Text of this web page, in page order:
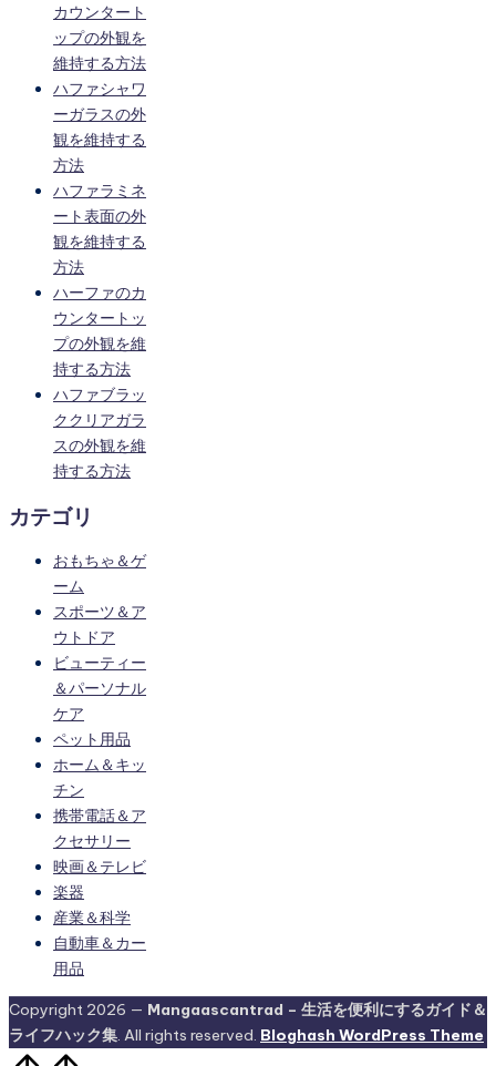
カウンタート
ップの外観を
維持する方法
ハファシャワ
ーガラスの外
観を維持する
方法
ハファラミネ
ート表面の外
観を維持する
方法
ハーファのカ
ウンタートッ
プの外観を維
持する方法
ハファブラッ
ククリアガラ
スの外観を維
持する方法
カテゴリ
おもちゃ＆ゲ
ーム
スポーツ＆ア
ウトドア
ビューティー
＆パーソナル
ケア
ペット用品
ホーム＆キッ
チン
携帯電話＆ア
クセサリー
映画＆テレビ
楽器
産業＆科学
自動車＆カー
用品
Copyright 2026 — Mangaascantrad – 生活を便利にするガイド＆
ライフハック集. All rights reserved. Bloghash WordPress Theme